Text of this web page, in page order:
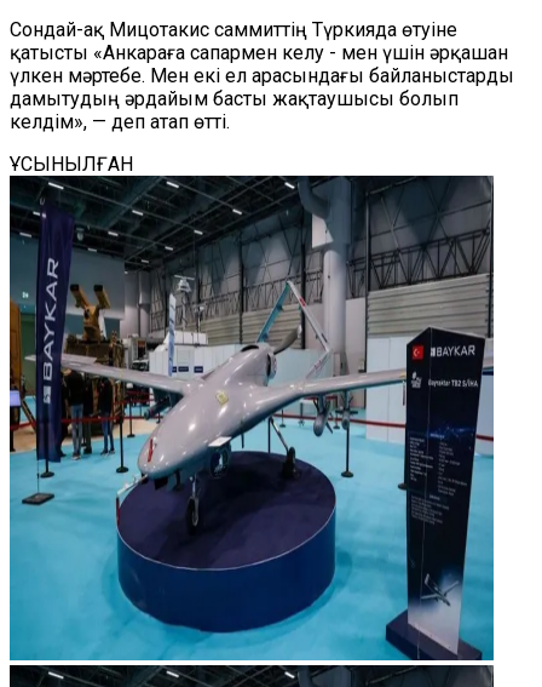
Сондай-ақ Мицотакис саммиттің Түркияда өтуіне
қатысты «Анкараға сапармен келу - мен үшін әрқашан
үлкен мәртебе. Мен екі ел арасындағы байланыстарды
дамытудың әрдайым басты жақтаушысы болып
келдім», — деп атап өтті.
ҰСЫНЫЛҒАН